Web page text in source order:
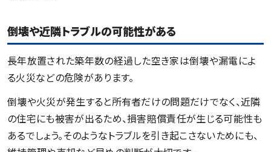
倒壊や近隣トラブルの可能性がある
長年放置された築年数の経過した空き家は倒壊や漏電によ
る火災などの危険があります。
倒壊や火災が発生すると所有者だけの問題だけでなく、近隣
の住宅にも被害が出るため、損害賠償責任が生じる可能性も
あるでしょう。そのようなトラブルを引き起こさないためにも、